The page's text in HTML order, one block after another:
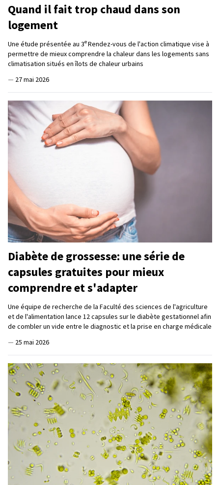
Quand il fait trop chaud dans son
logement
Une étude présentée au 3eRendez-vous de l'action climatique vise à
permettre de mieux comprendre la chaleur dans les logements sans
climatisation situés en îlots de chaleur urbains
— 27 mai 2026
Diabète de grossesse: une série de
capsules gratuites pour mieux
comprendre et s'adapter
Une équipe de recherche de la Faculté des sciences de l'agriculture
et de l'alimentation lance 12 capsules sur le diabète gestationnel afin
de combler un vide entre le diagnostic et la prise en charge médicale
— 25 mai 2026